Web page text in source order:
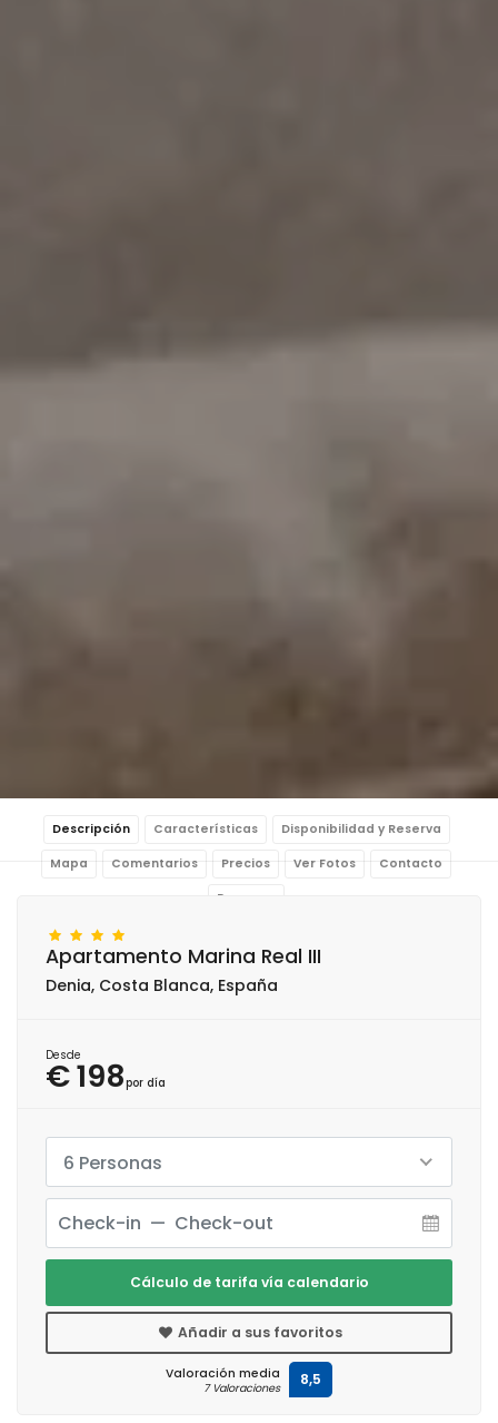
Descripción Características Disponibilidad y Reserva
Mapa Comentarios Precios Ver Fotos Contacto
Reservar
Apartamento Marina Real III
Denia, Costa Blanca, España
Desde
€ 198por día
6 Personas
Cálculo de tarifa vía calendario
Añadir a sus favoritos
Valoración media
7 Valoraciones 8,5